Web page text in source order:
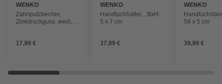
WENKO
Zahnputzbecher,
Zinkdruckguss, weiß,
17,99 €
WENKO
Handtuchhalter, , BxH:
5 x 7 cm
37,99 €
WENKO
58 x 5 cm
39,99 €